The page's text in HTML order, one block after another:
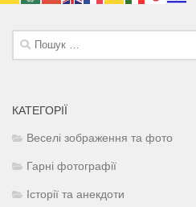
Пошук:
КАТЕГОРІЇ
Веселі зображення та фото
Гарні фотографії
Історії та анекдоти